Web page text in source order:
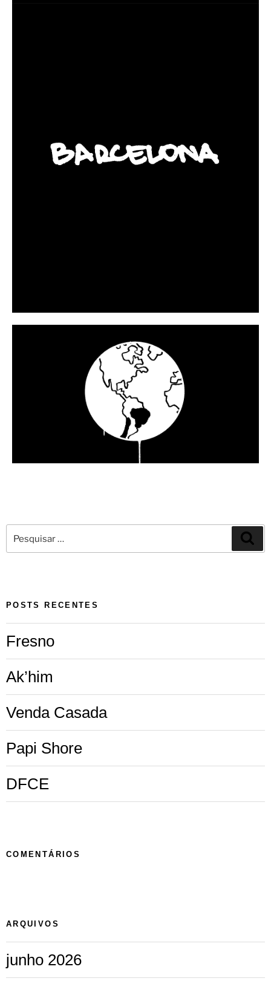
POSTS RECENTES
Fresno
Ak’him
Venda Casada
Papi Shore
DFCE
COMENTÁRIOS
ARQUIVOS
junho 2026